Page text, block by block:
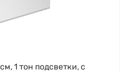
1 тон подсветки, с